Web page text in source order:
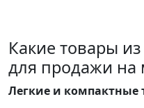
Какие товары
для продажи на
Легкие и компактные